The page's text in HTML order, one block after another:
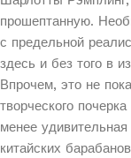
прошептанную.
с предельной
здесь и без того в
Впрочем, это не
творческого
менее
китайских